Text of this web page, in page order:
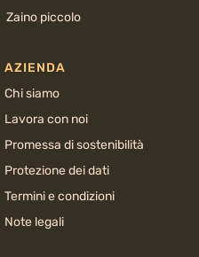
Zaino piccolo
AZIENDA
Chi siamo
Lavora con noi
Promessa di sostenibilità
Protezione dei dati
Termini e condizioni
Note legali